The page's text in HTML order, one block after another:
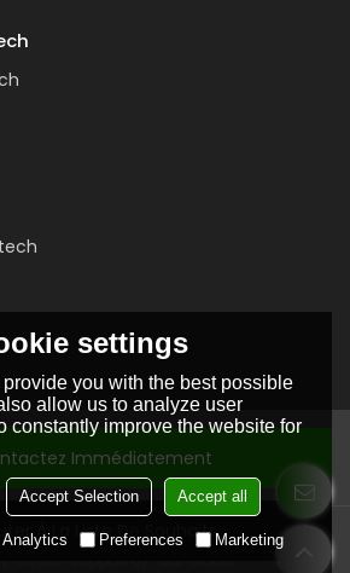
Immédiatement
À La Liste De Souhaits
Huasu New Material Science &
settings
you with the best possible
allow us to analyze user
constantly improve the website for
Accept Selection Accept all
Analytics Preferences Marketing